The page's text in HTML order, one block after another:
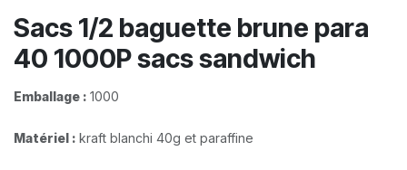
Sacs 1/2 baguette brune para
40 1000P sacs sandwich
Emballage : 1000
Matériel : kraft blanchi 40g et paraffine